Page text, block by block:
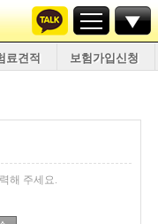
료견적 보험가입신청
해 주세요.